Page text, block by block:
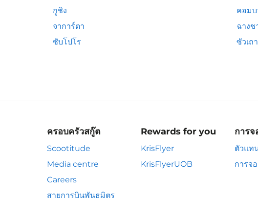
กูชิง
คอม
จาการ์ตา
ฉางช
ซับโปโร
ซัวเถา
ครอบครัวสกู๊ต
Scootitude
Media centre
Careers
สายการบินพันธมิตร
Rewards for you
KrisFlyer
KrisFlyerUOB
การ
ตัวแท
การจ